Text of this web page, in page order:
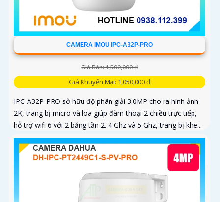
CAMERA IMOU IPC-A32P-PRO
Giá Bán: 1,500,000 ₫
Giá Khuyến Mại: 1,050,000 ₫
IPC-A32P-PRO sở hữu độ phân giải 3.0MP cho ra hình ảnh
2K, trang bị micro và loa giúp đàm thoại 2 chiều trực tiếp,
hỗ trợ wifi 6 với 2 băng tần 2. 4 Ghz và 5 Ghz, trang bị khe...